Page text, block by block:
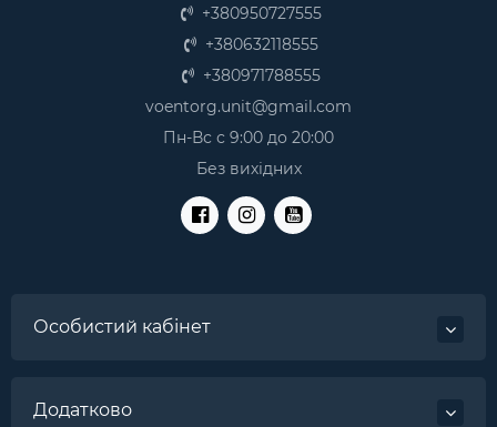
+380950727555
+380632118555
+380971788555
voentorg.unit@gmail.com
Пн-Вс с 9:00 до 20:00
Без вихідних
Особистий кабінет
Додатково